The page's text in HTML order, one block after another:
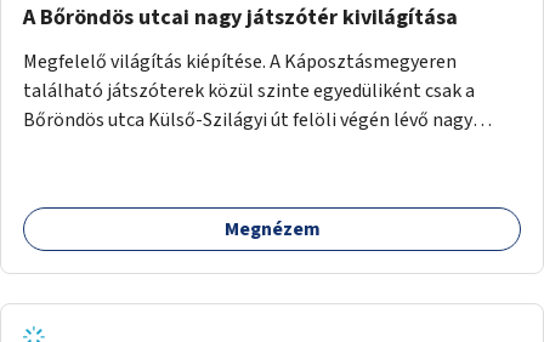
A Bőröndös utcai nagy játszótér kivilágítása
Megfelelő világítás kiépítése. A Káposztásmegyeren
található játszóterek közül szinte egyedüliként csak a
Bőröndös utca Külső-Szilágyi út felöli végén lévő nagy
Megnézem